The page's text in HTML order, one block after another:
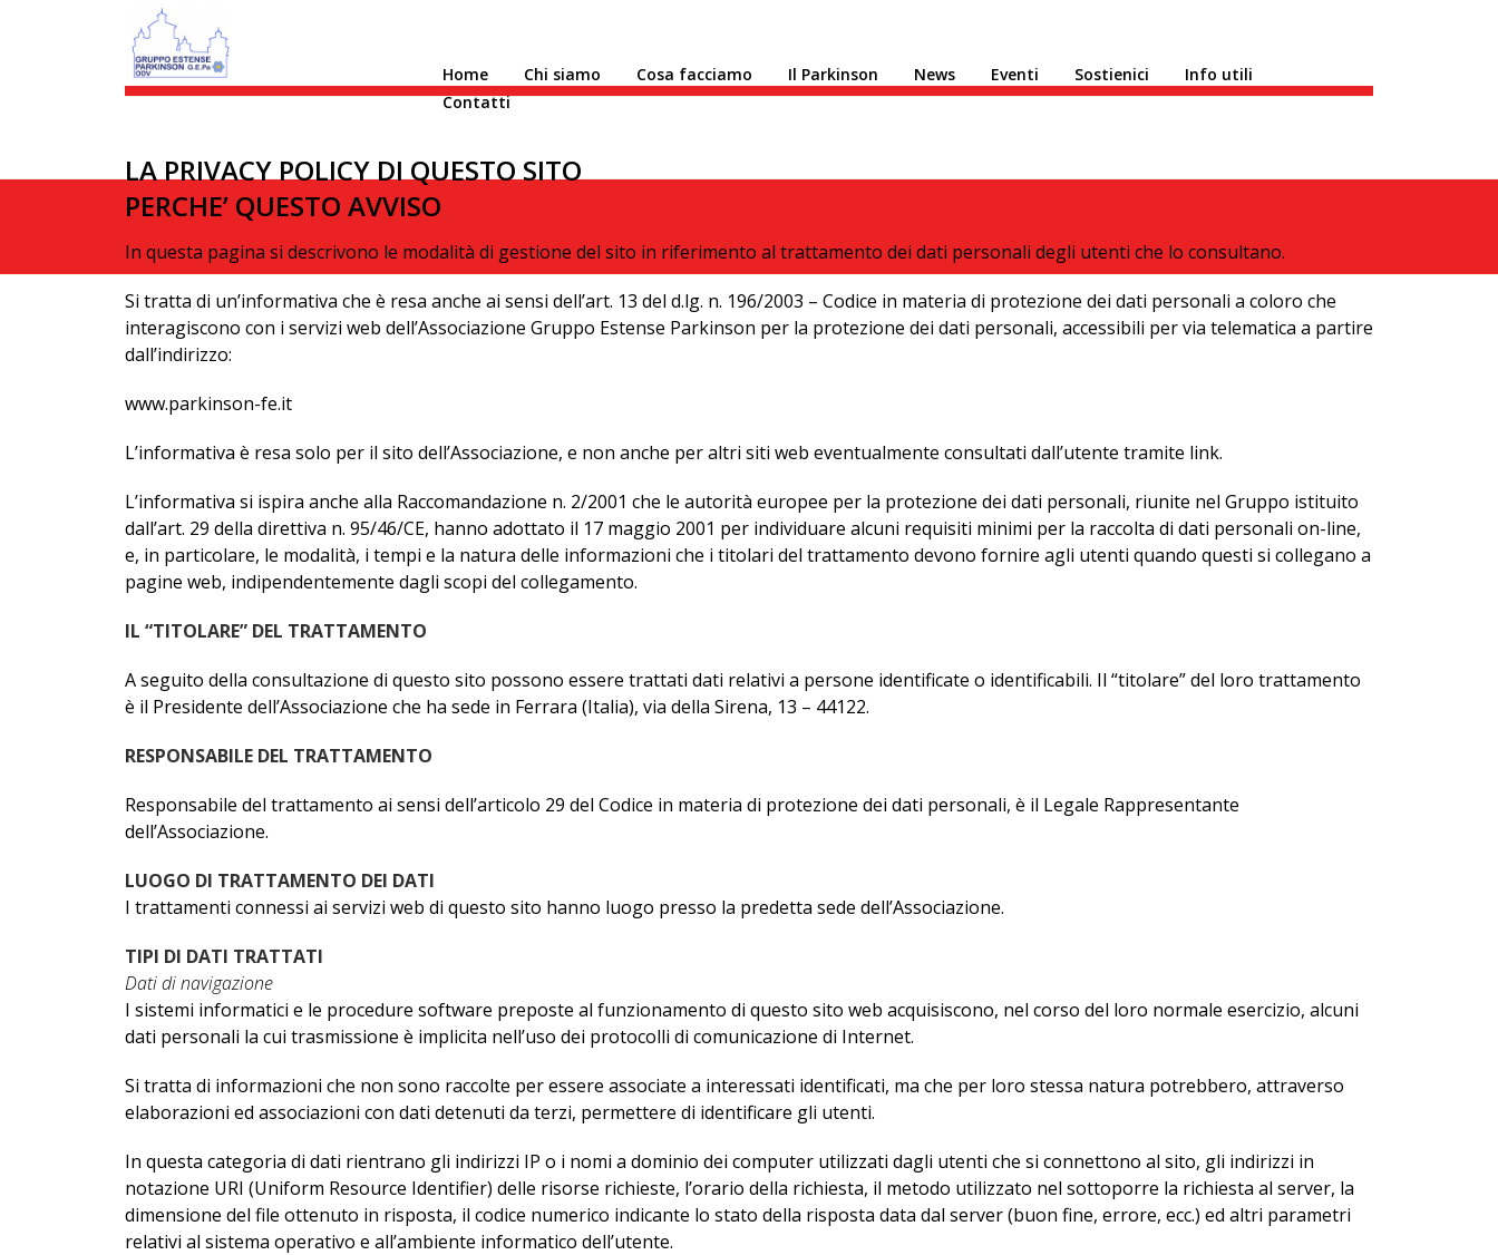
Home Chi siamo Cosa facciamo Il Parkinson News Eventi Sostienici
Info utili
Contatti
Privacy policy
LA PRIVACY POLICY DI QUESTO SITO
PERCHE’ QUESTO AVVISO
In questa pagina si descrivono le modalità di gestione del sito in riferimento al trattamento dei dati personali degli utenti che lo consultano.
Si tratta di un’informativa che è resa anche ai sensi dell’art. 13 del d.lg. n. 196/2003 – Codice in materia di protezione dei dati personali a coloro che
interagiscono con i servizi web dell’Associazione Gruppo Estense Parkinson per la protezione dei dati personali, accessibili per via telematica a partire
dall’indirizzo:
www.parkinson-fe.it
L’informativa è resa solo per il sito dell’Associazione, e non anche per altri siti web eventualmente consultati dall’utente tramite link.
L’informativa si ispira anche alla Raccomandazione n. 2/2001 che le autorità europee per la protezione dei dati personali, riunite nel Gruppo istituito
dall’art. 29 della direttiva n. 95/46/CE, hanno adottato il 17 maggio 2001 per individuare alcuni requisiti minimi per la raccolta di dati personali on-line,
e, in particolare, le modalità, i tempi e la natura delle informazioni che i titolari del trattamento devono fornire agli utenti quando questi si collegano a
pagine web, indipendentemente dagli scopi del collegamento.
IL “TITOLARE” DEL TRATTAMENTO
A seguito della consultazione di questo sito possono essere trattati dati relativi a persone identificate o identificabili. Il “titolare” del loro trattamento
è il Presidente dell’Associazione che ha sede in Ferrara (Italia), via della Sirena, 13 – 44122.
RESPONSABILE DEL TRATTAMENTO
Responsabile del trattamento ai sensi dell’articolo 29 del Codice in materia di protezione dei dati personali, è il Legale Rappresentante
dell’Associazione.
LUOGO DI TRATTAMENTO DEI DATI
I trattamenti connessi ai servizi web di questo sito hanno luogo presso la predetta sede dell’Associazione.
TIPI DI DATI TRATTATI
Dati di navigazione
I sistemi informatici e le procedure software preposte al funzionamento di questo sito web acquisiscono, nel corso del loro normale esercizio, alcuni
dati personali la cui trasmissione è implicita nell’uso dei protocolli di comunicazione di Internet.
Si tratta di informazioni che non sono raccolte per essere associate a interessati identificati, ma che per loro stessa natura potrebbero, attraverso
elaborazioni ed associazioni con dati detenuti da terzi, permettere di identificare gli utenti.
In questa categoria di dati rientrano gli indirizzi IP o i nomi a dominio dei computer utilizzati dagli utenti che si connettono al sito, gli indirizzi in
notazione URI (Uniform Resource Identifier) delle risorse richieste, l’orario della richiesta, il metodo utilizzato nel sottoporre la richiesta al server, la
dimensione del file ottenuto in risposta, il codice numerico indicante lo stato della risposta data dal server (buon fine, errore, ecc.) ed altri parametri
relativi al sistema operativo e all’ambiente informatico dell’utente.